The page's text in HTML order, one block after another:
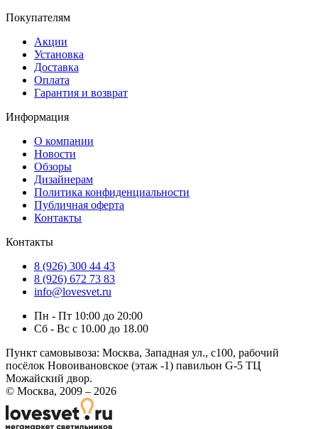
Покупателям
Акции
Установка
Доставка
Оплата
Гарантия и возврат
Информация
О компании
Новости
Обзоры
Дизайнерам
Политика конфиденциальности
Публичная оферта
Контакты
Контакты
8 (926) 300 44 43
8 (926) 672 73 83
info@lovesvet.ru
Пн - Пт 10:00 до 20:00
Сб - Вс с 10.00 до 18.00
Пункт самовывоза: Москва, Западная ул., с100, рабочий
посёлок Новоивановское (этаж -1) павильон G-5 ТЦ
Можайский двор.
© Москва, 2009 – 2026